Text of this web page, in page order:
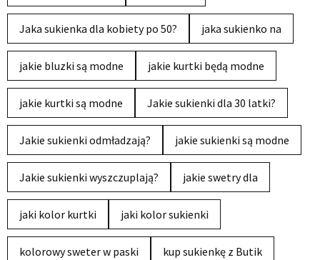
Jaka sukienka dla kobiety po 50? jaka sukienko na
jakie bluzki są modne jakie kurtki będą modne
jakie kurtki są modne Jakie sukienki dla 30 latki?
Jakie sukienki odmładzają? jakie sukienki są modne
Jakie sukienki wyszczuplają? jakie swetry dla
jaki kolor kurtki jaki kolor sukienki
kolorowy sweter w paski kup sukienkę z Butik